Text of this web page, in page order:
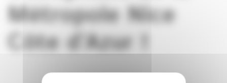
Métropole Nice
Côte d’Azur !